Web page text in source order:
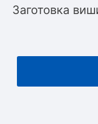
Заготовка